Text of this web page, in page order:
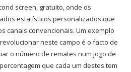
screen, gratuito, onde os
estatísticos personalizados que
canais convencionais. Um exemplo
neste campo é o facto de
o número de remates num jogo de
que cada um destes tem